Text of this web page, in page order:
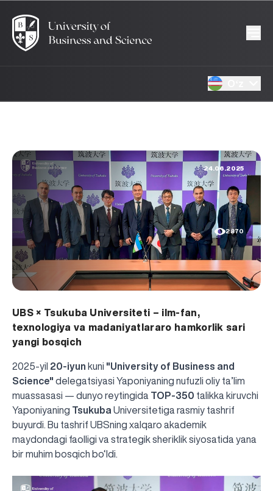
24.06.2025
2870
UBS × Tsukuba Universiteti – ilm-fan,
texnologiya va madaniyatlararo hamkorlik sari
yangi bosqich
2025-yil 20-iyun kuni "University of Business and
Science" delegatsiyasi Yaponiyaning nufuzli oliy ta’lim
muassasasi — dunyo reytingida TOP-350 talikka kiruvchi
Yaponiyaning Tsukuba Universitetiga rasmiy tashrif
buyurdi. Bu tashrif UBSning xalqaro akademik
maydondagi faolligi va strategik sheriklik siyosatida yana
bir muhim bosqich bo‘ldi.